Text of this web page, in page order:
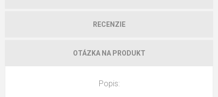
RECENZIE
OTÁZKA NA PRODUKT
Popis: